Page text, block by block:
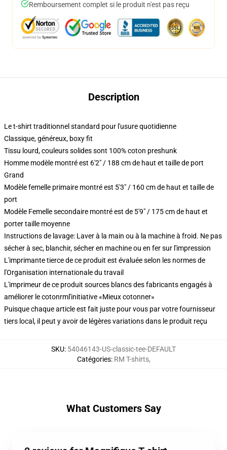
Remboursement complet si le produit n'est pas reçu
Description
Le t-shirt traditionnel standard pour l'usure quotidienne
Classique, généreux, boxy fit
Tissu lourd, couleurs solides sont 100% coton preshunk
Homme modèle montré est 6'2" / 188 cm de haut et taille de port
Grand
Modèle femelle primaire montré est 5'3" / 160 cm de haut et taille de
port
Modèle Femelle secondaire montré est de 5'9" / 175 cm de haut et
porter taille moyenne
Instructions de lavage: Laver à la main ou à la machine à froid. Ne pas
sécher à sec, blanchir, sécher en machine ou en fer sur l'impression
L'imprimante tierce de ce produit est évaluée selon les normes de
l'Organisation internationale du travail
L'imprimeur de ce produit sources blancs des fabricants engagés à
améliorer le cotonrml'initiative «Mieux cotonner»
Puisque chaque article est fait juste pour vous par votre fournisseur
tiers local, il peut y avoir de légères variations dans le produit reçu
SKU: 54046143-US-classic-tee-DEFAULT
Catégories: RM T-shirts,
What Customers Say